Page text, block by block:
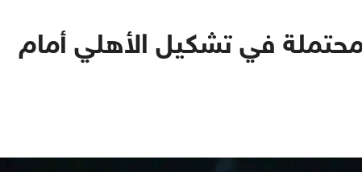
محتملة في تشكيل الأهلي أمام